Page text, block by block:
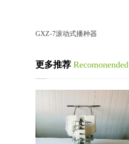
GXZ-7滚动式播种器
更多推荐 Recomonended